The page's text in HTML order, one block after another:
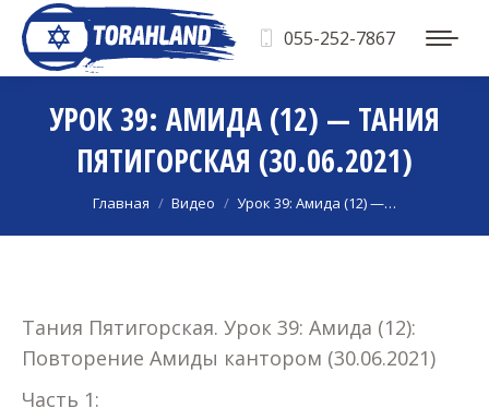
055-252-7867
УРОК 39: АМИДА (12) — ТАНИЯ
ПЯТИГОРСКАЯ (30.06.2021)
Вы здесь:
Главная Видео Урок 39: Амида (12) —…
Тания Пятигорская. Урок 39: Амида (12):
Повторение Амиды кантором (30.06.2021)
Часть 1: